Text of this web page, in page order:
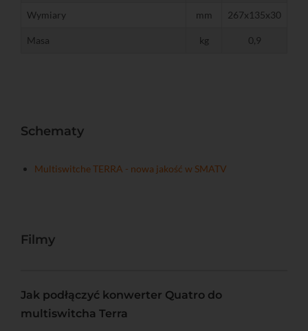
Wymiary mm 267x135x30
Masa kg 0,9
Schematy
Multiswitche TERRA - nowa jakość w SMATV
Filmy
Jak podłączyć konwerter Quatro do
multiswitcha Terra